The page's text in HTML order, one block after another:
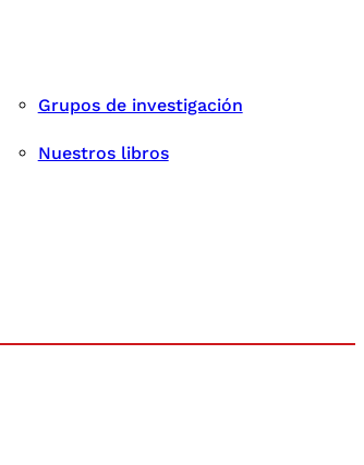
Grupos de investigación
Nuestros libros